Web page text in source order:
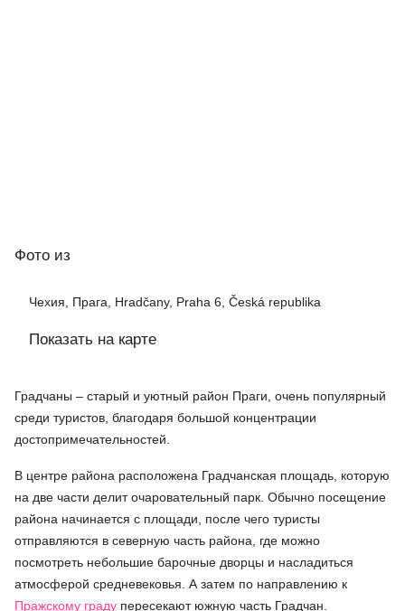
Фото из
Чехия, Прага, Hradčany, Praha 6, Česká republika
Показать на карте
Градчаны – старый и уютный район Праги, очень популярный
среди туристов, благодаря большой концентрации
достопримечательностей.
В центре района расположена Градчанская площадь, которую
на две части делит очаровательный парк. Обычно посещение
района начинается с площади, после чего туристы
отправляются в северную часть района, где можно
посмотреть небольшие барочные дворцы и насладиться
атмосферой средневековья. А затем по направлению к
Пражскому граду пересекают южную часть Градчан.